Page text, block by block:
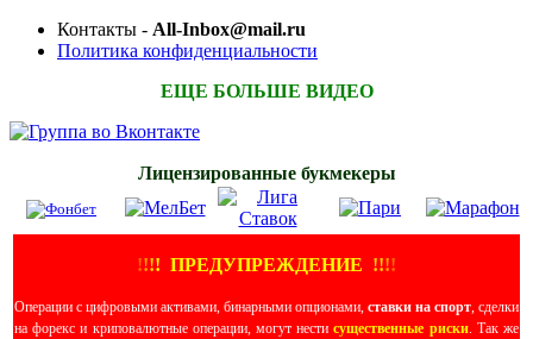
Контакты - All-Inbox@mail.ru
Политика конфиденциальности
ЕЩЕ БОЛЬШЕ ВИДЕО
Лицензированные букмекеры
!!!! ПРЕДУПРЕЖДЕНИЕ !!!!
Операции с цифровыми активами, бинарными опционами, ставки на спорт, сделки
на форекс и криповалютные операции, могут нестисущественные риски. Так же